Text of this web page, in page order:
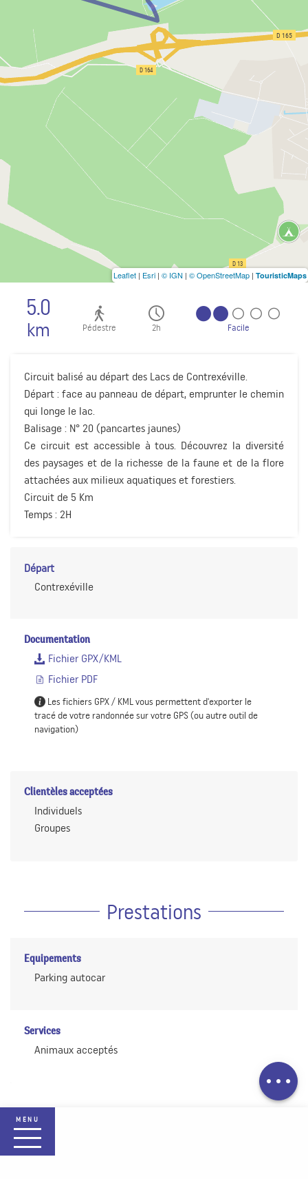
MENU
Prestations
5.0
km Pédestre 2h Facile
Circuit balisé au départ des Lacs de Contrexéville.
Départ : face au panneau de départ, emprunter le chemin
qui longe le lac.
Balisage : N° 20 (pancartes jaunes)
Ce circuit est accessible à tous. Découvrez la diversité
des paysages et de la richesse de la faune et de la flore
attachées aux milieux aquatiques et forestiers.
Circuit de 5 Km
Temps : 2H
Départ
Contrexéville
Documentation
Fichier GPX/KML
Fichier PDF
Les fichiers GPX / KML vous permettent d'exporter le
tracé de votre randonnée sur votre GPS (ou autre outil de
navigation)
Clientèles acceptées
Individuels
Groupes
Prestations
Equipements
Parking autocar
Services
Animaux acceptés
Leaflet | Esri | © IGN | © OpenStreetMap | TouristicMaps